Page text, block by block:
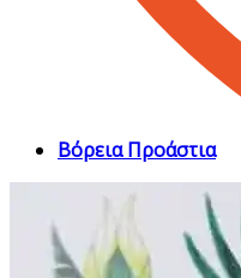
Βόρεια Προάστια